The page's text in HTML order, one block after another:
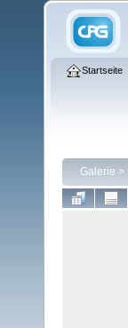
Startseite
Galerie >